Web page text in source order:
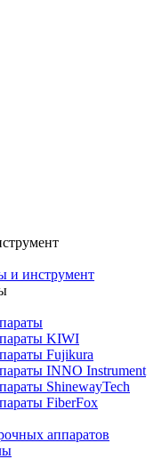
и инструмент
KIWI
Fujikura
INNO Instrument
ShinewayTech
FiberFox
аппаратов